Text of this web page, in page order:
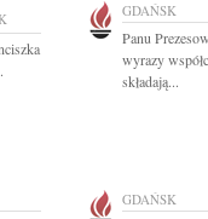
GDAŃSK
Panu
wyrazy
składają...
GDAŃSK